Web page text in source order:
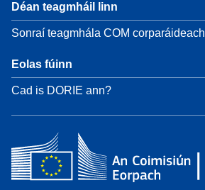
Déan teagmháil linn
Sonraí teagmhála COM corparáideach
Eolas fúinn
Cad is DORIE ann?